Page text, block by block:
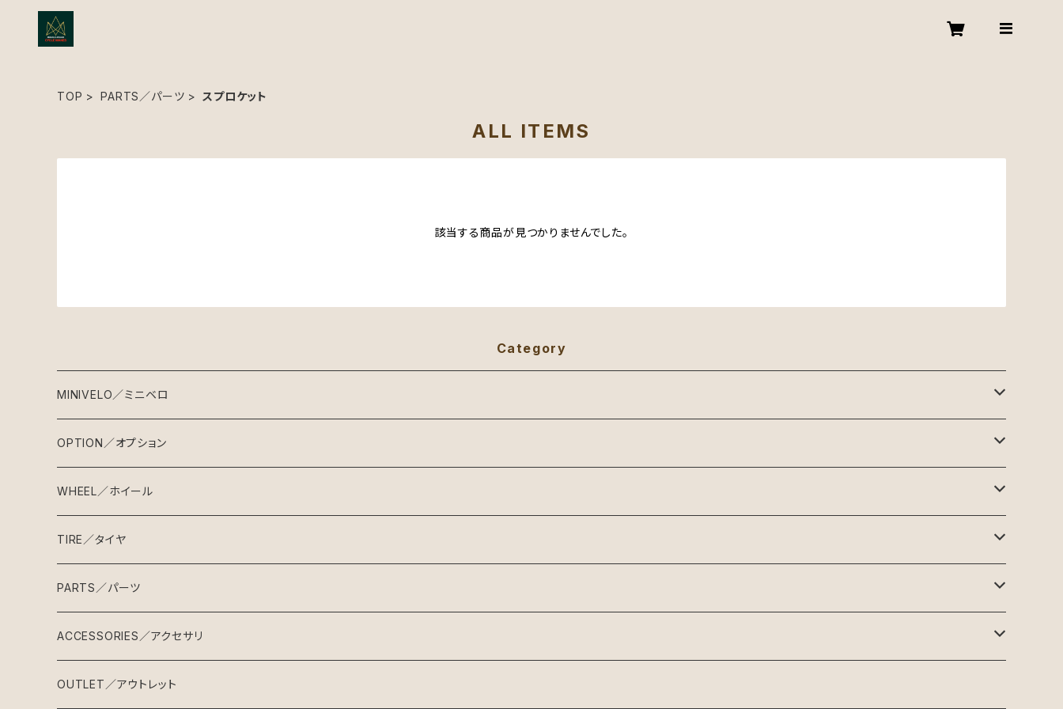
TOP PARTS／パーツ スプロケット
ALL ITEMS
該当する商品が見つかりませんでした。
Category
MINIVELO／ミニベロ
BILLION MAKES
SG-1
SG-2
CYCLE MAKES
クロモリミニベロ
カーボンミニベロ
フレーム & フォーク
ミニベロフレーム
ミニベロフォーク
OPTION／オプション
BILLION MAKES
SG-1
SG-2
WHEEL／ホイール
手組ホイール
完組ホイール
リム
ハブ
TIRE／タイヤ
タイヤ
４５１タイヤ
４０６タイヤ
チューブ
４５１チューブ
チューブ小物
PARTS／パーツ
パーツセット
ハンドル
ACCESSORIES／アクセサリ
ライト
OUTLET／アウトレット